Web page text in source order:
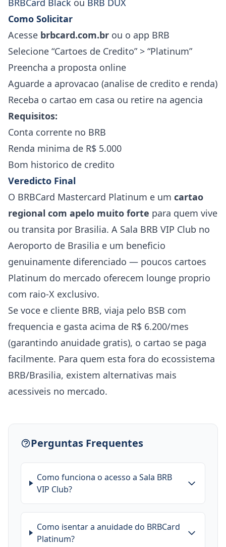
BRBCard Black ou BRB DUX
Como Solicitar
Acesse brbcard.com.br ou o app BRB
Selecione “Cartoes de Credito” > “Platinum”
Preencha a proposta online
Aguarde a aprovacao (analise de credito e renda)
Receba o cartao em casa ou retire na agencia
Requisitos:
Conta corrente no BRB
Renda minima de R$ 5.000
Bom historico de credito
Veredicto Final
O BRBCard Mastercard Platinum e um cartao
regional com apelo muito forte para quem vive
ou transita por Brasilia. A Sala BRB VIP Club no
Aeroporto de Brasilia e um beneficio
genuinamente diferenciado — poucos cartoes
Platinum do mercado oferecem lounge proprio
com raio-X exclusivo.
Se voce e cliente BRB, viaja pelo BSB com
frequencia e gasta acima de R$ 6.200/mes
(garantindo anuidade gratis), o cartao se paga
facilmente. Para quem esta fora do ecossistema
BRB/Brasilia, existem alternativas mais
acessiveis no mercado.
Perguntas Frequentes
Como funciona o acesso a Sala BRB
VIP Club?
Como isentar a anuidade do BRBCard
Platinum?